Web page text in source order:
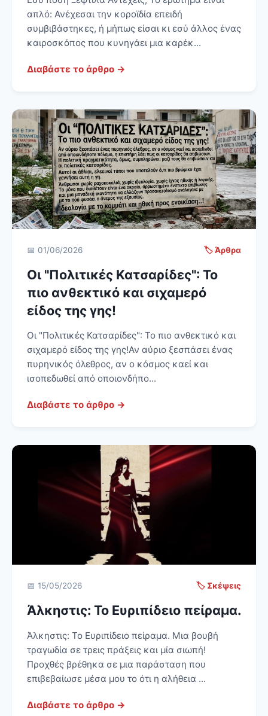
απλό: Ανέχεσαι την κοροϊδία επειδή
συμβιβάστηκες, ή μήπως είσαι κι εσύ άλλος ένας
καιροσκόπος που κυνηγάει μια καρέκ...
Διαβάστε το άρθρο →
📅 01/06/2026 🏷️ Άρθρα
Οι "Πολιτικές Κατσαρίδες": Το
πιο ανθεκτικό και σιχαμερό
είδος της γης!
Οι "Πολιτικές Κατσαρίδες": Το πιο ανθεκτικό και
σιχαμερό είδος της γης! Αν αύριο ξεσπάσει ένας
πυρηνικός όλεθρος, αν ο κόσμος καεί και
ισοπεδωθεί από οποιονδήπο...
Διαβάστε το άρθρο →
📅 15/05/2026 🏷️ Σκέψεις
Άλκηστις: Το Ευριπίδειο πείραμα.
Άλκηστις: Το Ευριπίδειο πείραμα. Μια βουβή
τραγωδία σε τρεις πράξεις και μία σιωπή!
Προχθές βρέθηκα σε μια παράσταση που
επιβεβαίωσε μέσα μου το ότι η αλήθεια ...
Διαβάστε το άρθρο →